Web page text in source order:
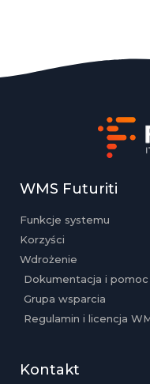
WMS Futuriti
Funkcje systemu
Korzyści
Wdrożenie
Dokumentacja i pomoc
Grupa wsparcia
Regulamin i licencja
Kontakt